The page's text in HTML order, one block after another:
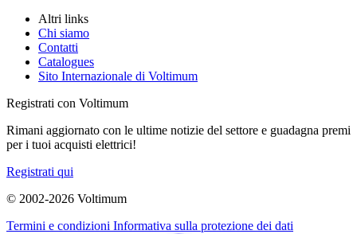
Altri links
Chi siamo
Contatti
Catalogues
Sito Internazionale di Voltimum
Registrati con Voltimum
Rimani aggiornato con le ultime notizie del settore e guadagna premi
per i tuoi acquisti elettrici!
Registrati qui
© 2002-2026 Voltimum
Termini e condizioni Informativa sulla protezione dei dati